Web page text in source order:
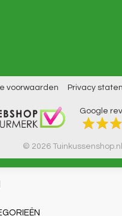
voorwaarden Privacy
Google
© 2026 Tuinkussenshop.nl